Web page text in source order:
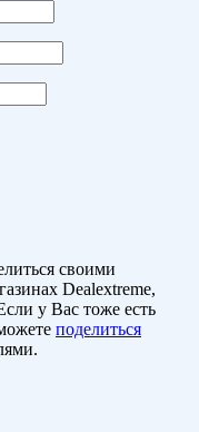
своими
Dealextreme,
у Вас тоже есть
поделиться